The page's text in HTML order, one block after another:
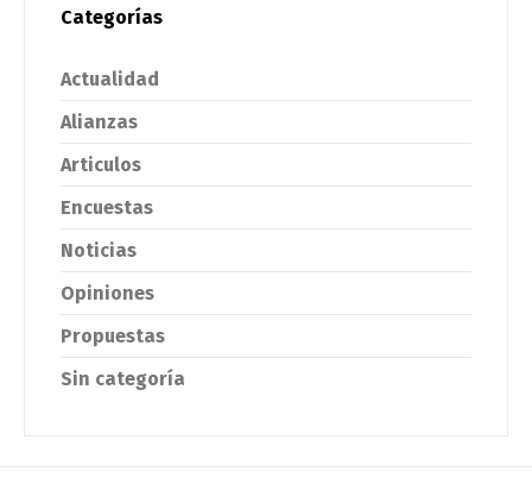
Categorías
Actualidad
Alianzas
Articulos
Encuestas
Noticias
Opiniones
Propuestas
Sin categoría